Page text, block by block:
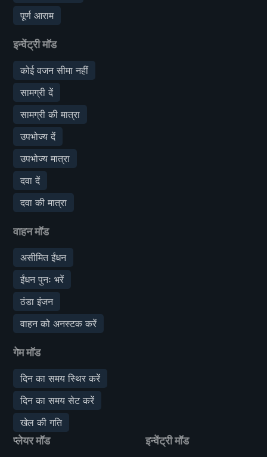
पूर्ण आराम
इन्वेंट्री मॉड
कोई वजन सीमा नहीं
सामग्री दें
सामग्री की मात्रा
उपभोज्य दें
उपभोज्य मात्रा
दवा दें
दवा की मात्रा
वाहन मॉड
असीमित ईंधन
ईंधन पुनः भरें
ठंडा इंजन
वाहन को अनस्टक करें
गेम मॉड
दिन का समय स्थिर करें
दिन का समय सेट करें
खेल की गति
प्लेयर मॉड इन्वेंट्री मॉड